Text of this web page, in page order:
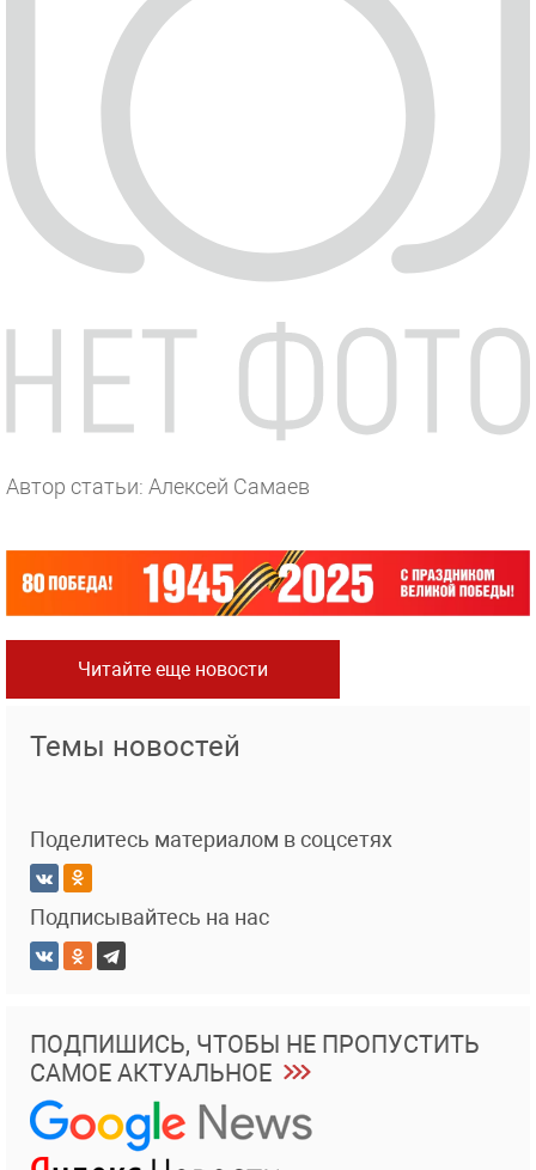
Автор статьи: Алексей Самаев
Читайте еще новости
Темы новостей
Поделитесь материалом в соцсетях
Подписывайтесь на нас
ПОДПИШИСЬ, ЧТОБЫ НЕ ПРОПУСТИТЬ
САМОЕ АКТУАЛЬНОЕ